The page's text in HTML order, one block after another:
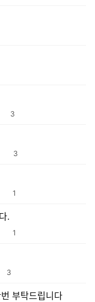
참여업체수
3
참여업체수
3
참여업체수
1
.
참여업체수
1
여업체수
3
부탁드립니다